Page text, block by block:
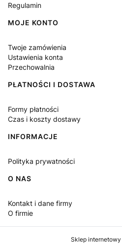
Regulamin
MOJE KONTO
Twoje zamówienia
Ustawienia konta
Przechowalnia
PŁATNOŚCI I DOSTAWA
Formy płatności
Czas i koszty dostawy
INFORMACJE
Polityka prywatności
O NAS
Kontakt i dane firmy
O firmie
Sklep internetowy